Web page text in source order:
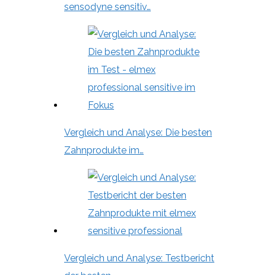
sensodyne sensitiv…
Vergleich und Analyse: Die besten
Zahnprodukte im…
Vergleich und Analyse: Testbericht